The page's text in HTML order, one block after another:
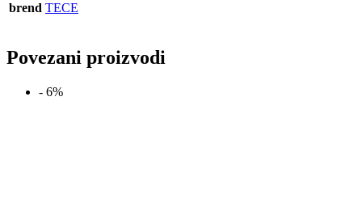
brend TECE
Povezani proizvodi
- 6%